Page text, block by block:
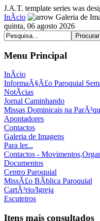
J.A.T. template series was
InÃ­cio
Galeria de
quinta, 06 agosto 2026
Menu Principal
InÃ­cio
InformaÃ§Ã£o Paroquial
NotÃ­cias
Jornal Caminhando
Missas Dominicais na
Apontadores
Contactos
Galeria de Imagens
Para ler...
Contactos -
Documentos
Centro Paroquial
MissÃ£o BÃ­blica Paroquial
CartÃ³rio/Igreja
Escuteiros
Itens mais consultados